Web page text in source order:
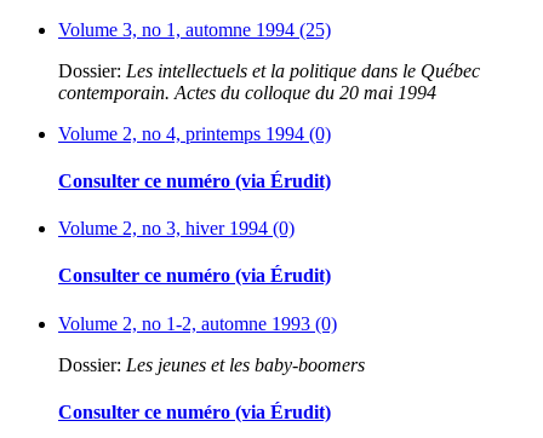
Volume 3, no 1, automne 1994 (25)
Dossier: Les intellectuels et la politique dans le Québec
contemporain. Actes du colloque du 20 mai 1994
Volume 2, no 4, printemps 1994 (0)
Consulter ce numéro (via Érudit)
Volume 2, no 3, hiver 1994 (0)
Consulter ce numéro (via Érudit)
Volume 2, no 1-2, automne 1993 (0)
Dossier: Les jeunes et les baby-boomers
Consulter ce numéro (via Érudit)